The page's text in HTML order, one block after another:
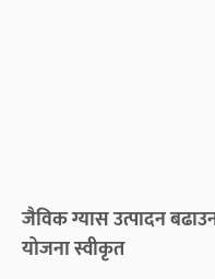
जैविक ग्यास उत्पादन
योजना स्वीकृत